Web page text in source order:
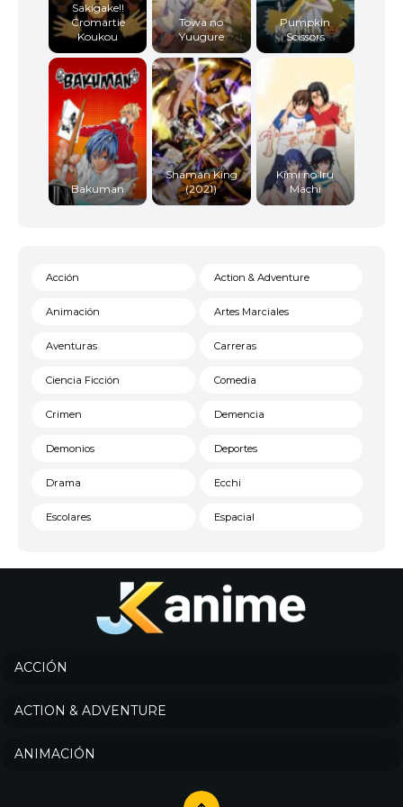
Sakigake!!
Cromartie
Koukou
Towa no
Yuugure
Pumpkin
Scissors
Bakuman
Shaman King
(2021)
Kimi no Iru
Machi
Acción Action & Adventure
Animación Artes Marciales
Aventuras Carreras
Ciencia Ficción Comedia
Crimen Demencia
Demonios Deportes
Drama Ecchi
Escolares Espacial
Historico
Josei
Música
ACCIÓN
ACTION & ADVENTURE
ANIMACIÓN